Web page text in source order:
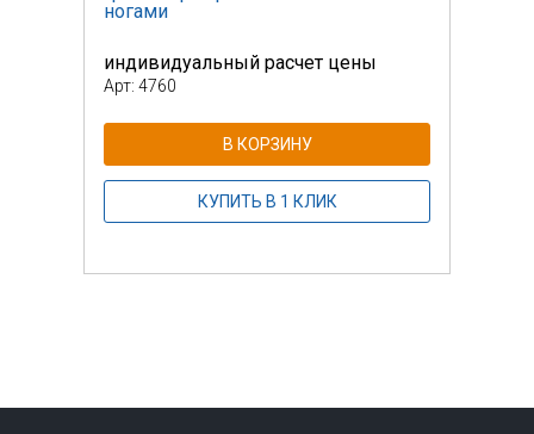
ногами
индивидуальный расчет цены
Арт: 4760
В КОРЗИНУ
КУПИТЬ В 1 КЛИК